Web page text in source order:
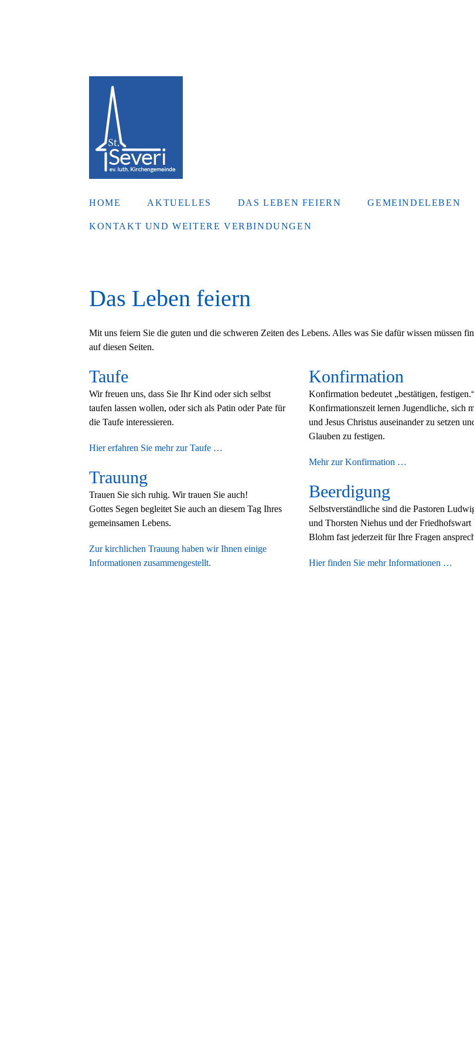
HOME AKTUELLES DAS LEBEN FEIERN GEMEINDELEBEN
KONTAKT UND WEITERE VERBINDUNGEN
Das Leben feiern
Mit uns feiern Sie die guten und die schweren Zeiten des Lebens. Alles was Sie dafür wissen müssen
auf diesen Seiten.
Taufe
Wir freuen uns, dass Sie Ihr Kind oder sich selbst
taufen lassen wollen, oder sich als Patin oder Pate für
die Taufe interessieren.
Hier erfahren Sie mehr zur Taufe …
Trauung
Trauen Sie sich ruhig. Wir trauen Sie auch!
Gottes Segen begleitet Sie auch an diesem Tag Ihres
gemeinsamen Lebens.
Zur kirchlichen Trauung haben wir Ihnen einige
Informationen zusammengestellt.
Konfirmation
Konfirmation bedeutet „bestätigen,
Konfirmationszeit lernen Jugendliche, sich
und Jesus Christus auseinander zu setzen
Glauben zu festigen.
Mehr zur Konfirmation …
Beerdigung
Selbstverständliche sind die Pastoren
und Thorsten Niehus und der
Blohm fast jederzeit für Ihre Fragen
Hier finden Sie mehr Informationen …